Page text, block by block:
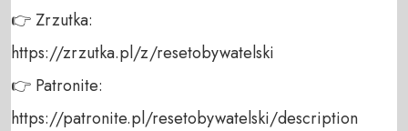
👉 Zrzutka:
https://zrzutka.pl/z/resetobywatelski
👉 Patronite:
https://patronite.pl/resetobywatelski/description